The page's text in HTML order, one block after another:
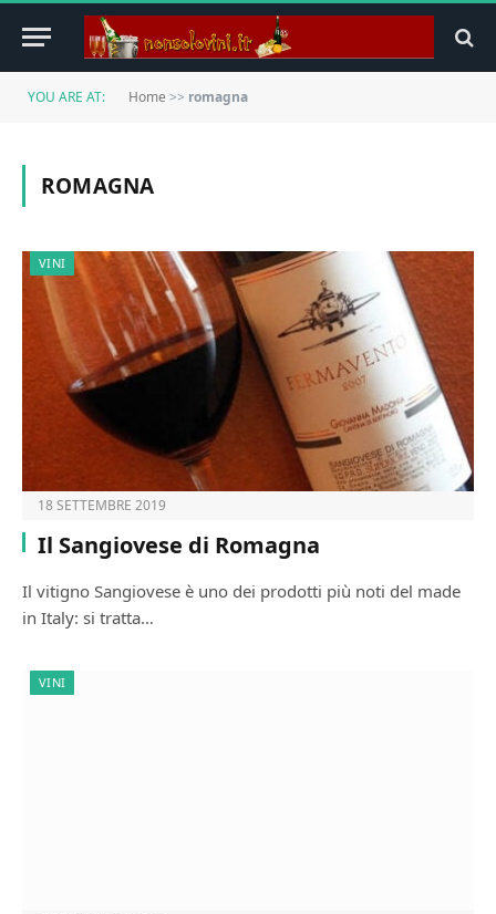
YOU ARE AT: Home >> romagna
ROMAGNA
VINI
18 SETTEMBRE 2019
Il Sangiovese di Romagna
Il vitigno Sangiovese è uno dei prodotti più noti del made
in Italy: si tratta…
VINI